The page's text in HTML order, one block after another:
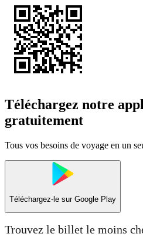
Téléchargez notre
gratuitement
Tous vos besoins de voyage en un
Téléchargez-le sur Google Play
Trouvez le billet le moins